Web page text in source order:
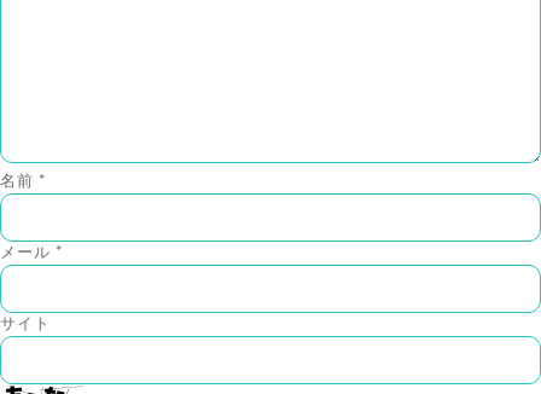
名前 *
メール *
サイト